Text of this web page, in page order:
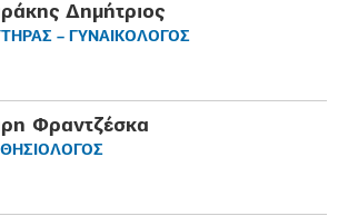
Δημήτριος
– ΓΥΝΑΙΚΟΛΟΓΟΣ
Φραντζέσκα